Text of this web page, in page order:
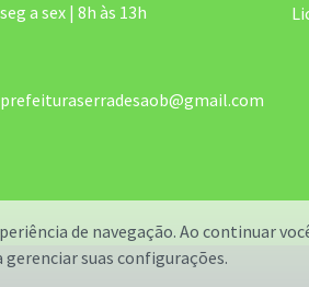
seg a sex | 8h às 13h
prefeituraserradesaob@gmail.com
de navegação. Ao continuar
gerenciar suas configurações.